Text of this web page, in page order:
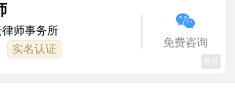
律师事务所
实名认证
免费咨询